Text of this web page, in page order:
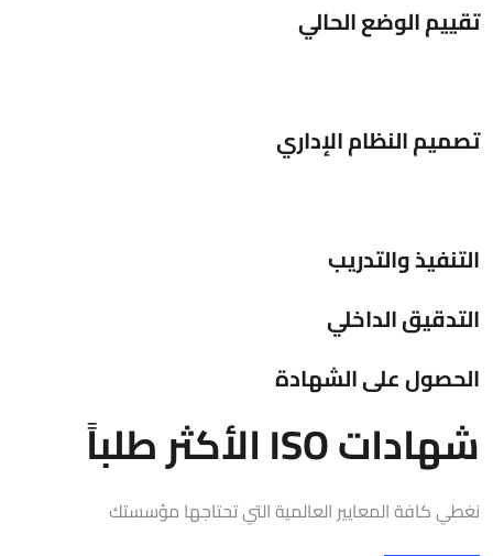
تقييم الوضع الحالي
تصميم النظام الإداري
التنفيذ والتدريب
التدقيق الداخلي
الحصول على الشهادة
شهادات ISO الأكثر طلباً
نغطي كافة المعايير العالمية التي تحتاجها مؤسستك